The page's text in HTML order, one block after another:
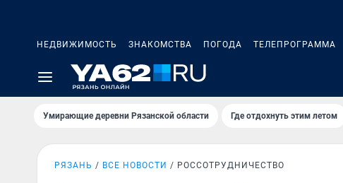
НЕДВИЖИМОСТЬ ЗНАКОМСТВА ПОГОДА ТЕЛЕПРОГРАММА
Умирающие деревни Рязанской области Где отдохнуть этим летом
РЯЗАНЬ ВСЕ НОВОСТИ РОССОТРУДНИЧЕСТВО